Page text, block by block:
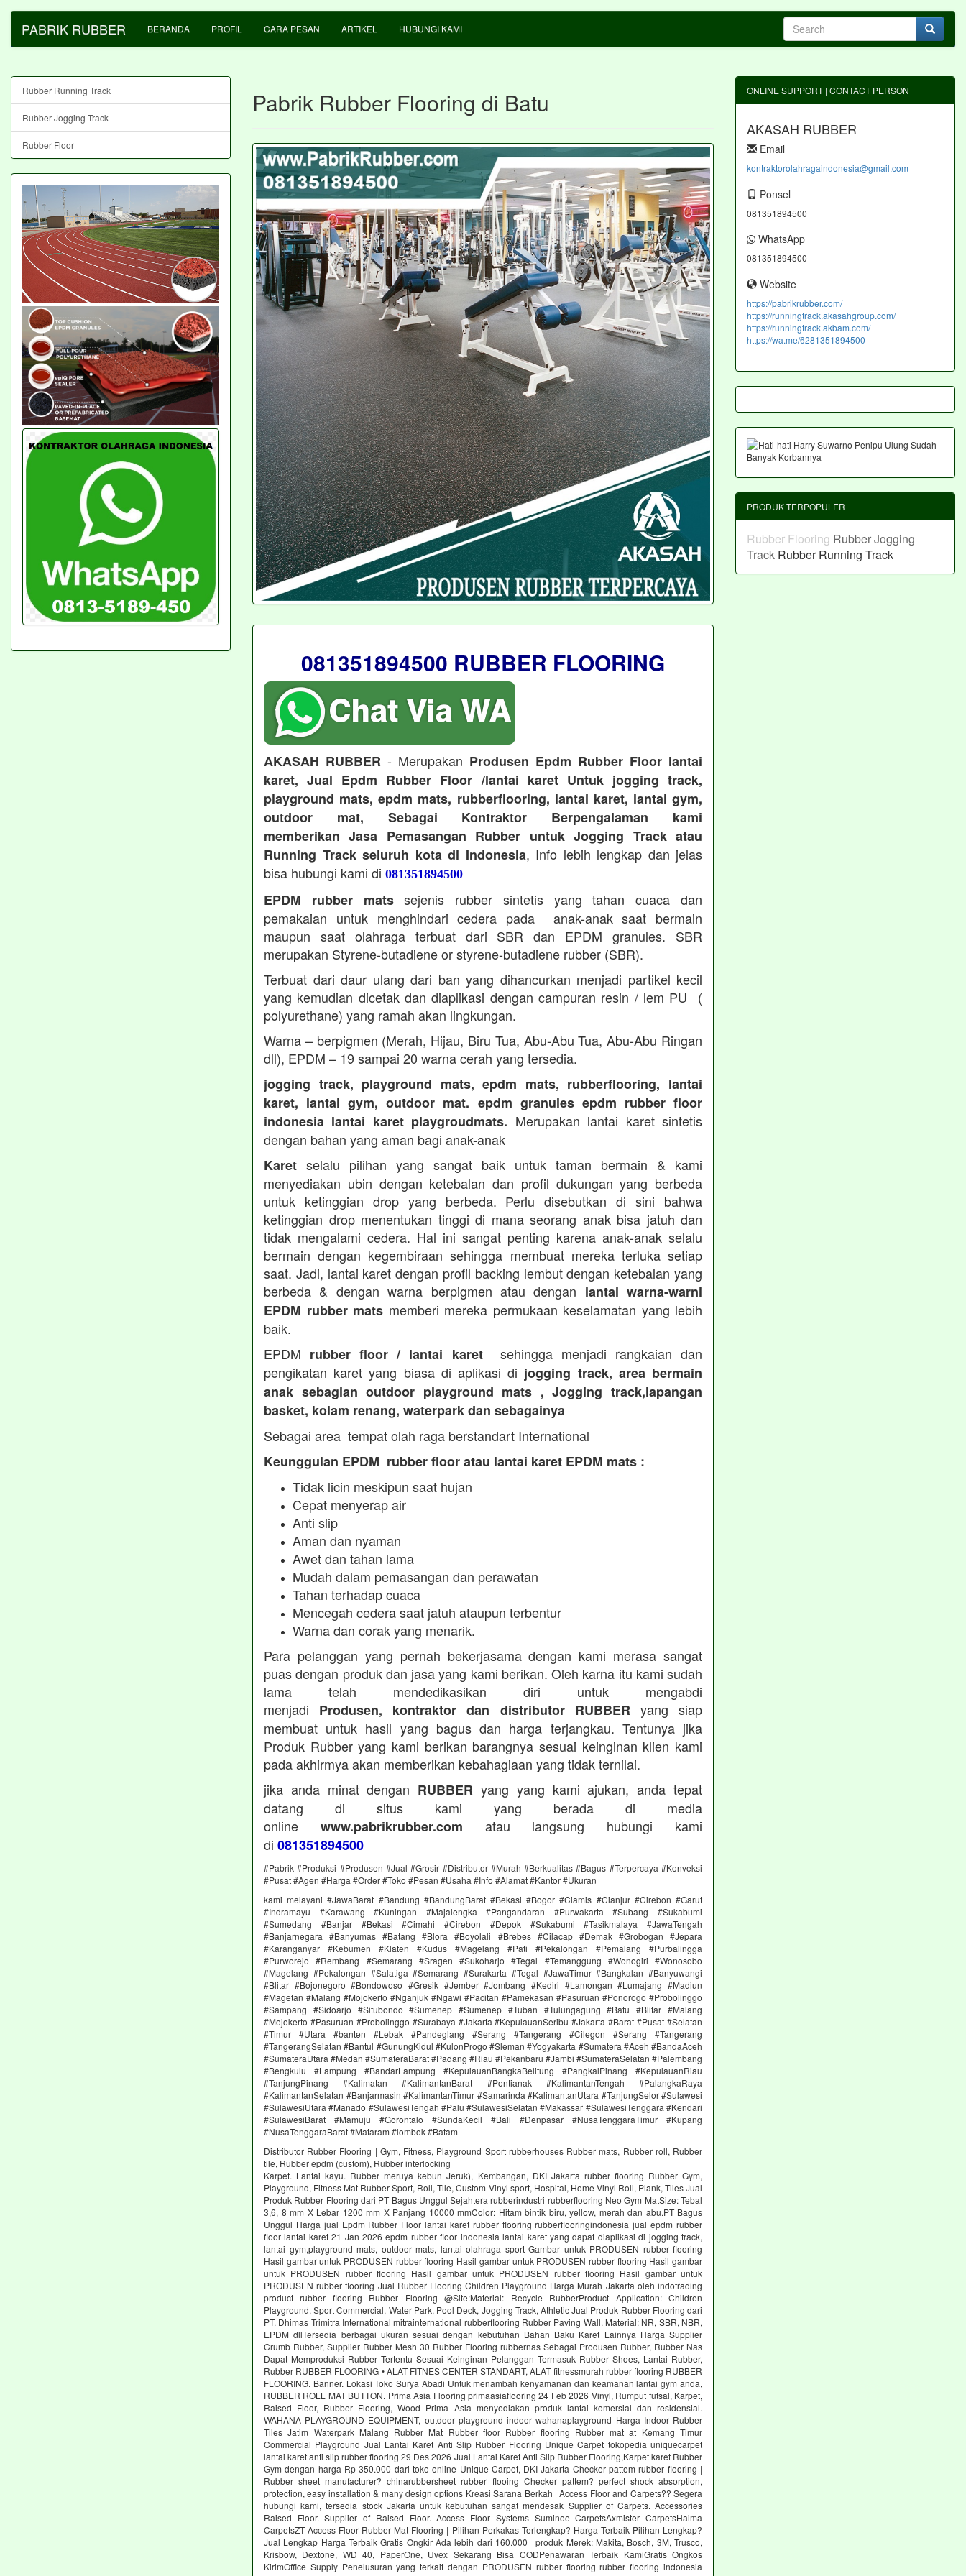
PABRIK RUBBER BERANDA PROFIL CARA PESAN ARTIKEL HUBUNGI KAMI
Pabrik Rubber Flooring di Batu
081351894500 RUBBER FLOORING
AKASAH RUBBER - Merupakan Produsen Epdm Rubber Floor lantai
karet, Jual Epdm Rubber Floor /lantai karet Untuk jogging track,
playground mats, epdm mats, rubberflooring, lantai karet, lantai gym,
outdoor mat, Sebagai Kontraktor Berpengalaman kami
memberikan Jasa Pemasangan Rubber untuk Jogging Track atau
Running Track seluruh kota di Indonesia, Info lebih lengkap dan jelas
bisa hubungi kami di 081351894500
EPDM rubber matssejenis rubber sintetis yang tahan cuaca dan
pemakaian untuk menghindari cedera pada anak-anak saat bermain
maupun saat olahraga terbuat dari SBR dan EPDM granules. SBR
merupakan Styrene-butadiene or styrene-butadiene rubber (SBR).
Terbuat dari daur ulang dari ban yang dihancurkan menjadi partikel kecil
yang kemudian dicetak dan diaplikasi dengan campuran resin / lem PU (
polyurethane) yang ramah akan lingkungan.
Warna – berpigmen (Merah, Hijau, Biru Tua, Abu-Abu Tua, Abu-Abu Ringan
dll), EPDM – 19 sampai 20 warna cerah yang tersedia.
jogging track, playground mats, epdm mats, rubberflooring, lantai
karet, lantai gym, outdoor mat. epdm granules epdm rubber floor
indonesia lantai karet playgroudmats. Merupakan lantai karet sintetis
dengan bahan yang aman bagi anak-anak
Karet selalu pilihan yang sangat baik untuk taman bermain & kami
menyediakan ubin dengan ketebalan dan profil dukungan yang berbeda
untuk ketinggian drop yang berbeda. Perlu disebutkan di sini bahwa
ketinggian drop menentukan tinggi di mana seorang anak bisa jatuh dan
tidak mengalami cedera. Hal ini sangat penting karena anak-anak selalu
bermain dengan kegembiraan sehingga membuat mereka terluka setiap
saat. Jadi, lantai karet dengan profil backing lembut dengan ketebalan yang
berbeda & dengan warna berpigmen atau dengan lantai warna-warni
EPDM rubber mats memberi mereka permukaan keselamatan yang lebih
baik.
EPDM rubber floor / lantai karetsehingga menjadi rangkaian dan
pengikatan karet yang biasa di aplikasi di jogging track, area bermain
anak sebagian outdoor playground mats , Jogging track,lapangan
basket, kolam renang, waterpark dan sebagainya
Sebagai area tempat olah raga berstandart International
Keunggulan EPDM rubber floor atau lantai karet EPDM mats :
Tidak licin meskipun saat hujan
Cepat menyerap air
Anti slip
Aman dan nyaman
Awet dan tahan lama
Mudah dalam pemasangan dan perawatan
Tahan terhadap cuaca
Mencegah cedera saat jatuh ataupun terbentur
Warna dan corak yang menarik.
Para pelanggan yang pernah bekerjasama dengan kami merasa sangat
puas dengan produk dan jasa yang kami berikan. Oleh karna itu kami sudah
lama telah mendedikasikan diri untuk mengabdi
menjadi Produsen, kontraktor dan distributor RUBBER yang siap
membuat untuk hasil yang bagus dan harga terjangkau. Tentunya jika
Produk Rubber yang kami berikan barangnya sesuai keinginan klien kami
pada akhirmya akan memberikan kebahagiaan yang tidak ternilai.
jika anda minat dengan RUBBER yang yang kami ajukan, anda tepat
datang di situs kami yang berada di media
online www.pabrikrubber.com atau langsung hubungi kami
di 081351894500
#Pabrik #Produksi #Produsen #Jual #Grosir #Distributor #Murah #Berkualitas #Bagus #Terpercaya #Konveksi
#Pusat #Agen #Harga #Order #Toko #Pesan #Usaha #Info #Alamat #Kantor #Ukuran
kami melayani #JawaBarat #Bandung #BandungBarat #Bekasi #Bogor #Ciamis #Cianjur #Cirebon #Garut
#Indramayu #Karawang #Kuningan #Majalengka #Pangandaran #Purwakarta #Subang #Sukabumi
#Sumedang #Banjar #Bekasi #Cimahi #Cirebon #Depok #Sukabumi #Tasikmalaya #JawaTengah
#Banjarnegara #Banyumas #Batang #Blora #Boyolali #Brebes #Cilacap #Demak #Grobogan #Jepara
#Karanganyar #Kebumen #Klaten #Kudus #Magelang #Pati #Pekalongan #Pemalang #Purbalingga
#Purworejo #Rembang #Semarang #Sragen #Sukoharjo #Tegal #Temanggung #Wonogiri #Wonosobo
#Magelang #Pekalongan #Salatiga #Semarang #Surakarta #Tegal #JawaTimur #Bangkalan #Banyuwangi
#Blitar #Bojonegoro #Bondowoso #Gresik #Jember #Jombang #Kediri #Lamongan #Lumajang #Madiun
#Magetan #Malang #Mojokerto #Nganjuk #Ngawi #Pacitan #Pamekasan #Pasuruan #Ponorogo #Probolinggo
#Sampang #Sidoarjo #Situbondo #Sumenep #Sumenep #Tuban #Tulungagung #Batu #Blitar #Malang
#Mojokerto #Pasuruan #Probolinggo #Surabaya #Jakarta #KepulauanSeribu #Jakarta #Barat #Pusat #Selatan
#Timur #Utara #banten #Lebak #Pandeglang #Serang #Tangerang #Cilegon #Serang #Tangerang
#TangerangSelatan #Bantul #GunungKidul #KulonProgo #Sleman #Yogyakarta #Sumatera #Aceh #BandaAceh
#SumateraUtara #Medan #SumateraBarat #Padang #Riau #Pekanbaru #Jambi #SumateraSelatan #Palembang
#Bengkulu #Lampung #BandarLampung #KepulauanBangkaBelitung #PangkalPinang #KepulauanRiau
#TanjungPinang #Kalimatan #KalimantanBarat #Pontianak #KalimantanTengah #PalangkaRaya
#KalimantanSelatan #Banjarmasin #KalimantanTimur #Samarinda #KalimantanUtara #TanjungSelor #Sulawesi
#SulawesiUtara #Manado #SulawesiTengah #Palu #SulawesiSelatan #Makassar #SulawesiTenggara #Kendari
#SulawesiBarat #Mamuju #Gorontalo #SundaKecil #Bali #Denpasar #NusaTenggaraTimur #Kupang
#NusaTenggaraBarat #Mataram #lombok #Batam
Distributor Rubber Flooring | Gym, Fitness, Playground Sport rubberhouses Rubber mats, Rubber roll, Rubber
tile, Rubber epdm (custom), Rubber interlocking
Karpet. Lantai kayu. Rubber meruya kebun Jeruk), Kembangan, DKI Jakarta rubber flooring Rubber Gym,
Playground, Fitness Mat Rubber Sport, Roll, Tile, Custom Vinyl sport, Hospital, Home Vinyl Roll, Plank, Tiles Jual
Produk Rubber Flooring dari PT Bagus Unggul Sejahtera rubberindustri rubberflooring Neo Gym MatSize: Tebal
3,6, 8 mm X Lebar 1200 mm X Panjang 10000 mmColor: Hitam bintik biru, yellow, merah dan abu.PT Bagus
Unggul Harga jual Epdm Rubber Floor lantai karet rubber flooring rubberflooringindonesia jual epdm rubber
floor lantai karet 21 Jan 2026 epdm rubber floor indonesia lantai karet yang dapat diaplikasi di jogging track,
lantai gym,playground mats, outdoor mats, lantai olahraga sport Gambar untuk PRODUSEN rubber flooring
Hasil gambar untuk PRODUSEN rubber flooring Hasil gambar untuk PRODUSEN rubber flooring Hasil gambar
untuk PRODUSEN rubber flooring Hasil gambar untuk PRODUSEN rubber flooring Hasil gambar untuk
PRODUSEN rubber flooring Jual Rubber Flooring Children Playground Harga Murah Jakarta oleh indotrading
product rubber flooring Rubber Flooring @Site:Material: Recycle RubberProduct Application: Children
Playground, Sport Commercial, Water Park, Pool Deck, Jogging Track, Athletic Jual Produk Rubber Flooring dari
PT. Dhimas Trimitra International mitrainternational rubberflooring Rubber Paving Wall. Material: NR, SBR, NBR,
EPDM dllTersedia berbagai ukuran sesuai dengan kebutuhan Bahan Baku Karet Lainnya Harga Supplier
Crumb Rubber, Supplier Rubber Mesh 30 Rubber Flooring rubbernas Sebagai Produsen Rubber, Rubber Nas
Dapat Memproduksi Rubber Tertentu Sesuai Keinginan Pelanggan Termasuk Rubber Shoes, Lantai Rubber,
Rubber RUBBER FLOORING • ALAT FITNES CENTER STANDART, ALAT fitnessmurah rubber flooring RUBBER
FLOORING. Banner. Lokasi Toko Surya Abadi Untuk menambah kenyamanan dan keamanan lantai gym anda,
RUBBER ROLL MAT BUTTON. Prima Asia Flooring primaasiaflooring 24 Feb 2026 Vinyl, Rumput futsal, Karpet,
Raised Floor, Rubber Flooring, Wood Prima Asia menyediakan produk lantai komersial dan residensial.
WAHANA PLAYGROUND EQUIPMENT, outdoor playground indoor wahanaplayground Harga Indoor Rubber
Tiles Jatim Waterpark Malang Rubber Mat Rubber floor Rubber flooring Rubber mat at Kemang Timur
Commercial Playground Jual Lantai Karet Anti Slip Rubber Flooring Unique Carpet tokopedia uniquecarpet
lantai karet anti slip rubber flooring 29 Des 2026 Jual Lantai Karet Anti Slip Rubber Flooring,Karpet karet Rubber
Gym dengan harga Rp 350.000 dari toko online Unique Carpet, DKI Jakarta Checker pattem rubber flooring |
Rubber sheet manufacturer? chinarubbersheet rubber flooing Checker pattem? perfect shock absorption,
protection, easy installation & many design options Kreasi Sarana Berkah | Access Floor and Carpets?? Segera
hubungi kami, tersedia stock Jakarta untuk kebutuhan sangat mendesak Supplier of Carpets. Accessories
Raised Floor. Supplier of Raised Floor. Access Floor Systems Suminoe CarpetsAxmister CarpetsHaima
CarpetsZT Access Floor Rubber Mat Flooring | Pilihan Perkakas Terlengkap? Harga Terbaik Pilihan Lengkap?
Jual Lengkap Harga Terbaik Gratis Ongkir Ada lebih dari 160.000+ produk Merek: Makita, Bosch, 3M, Trusco,
Krisbow, Dextone, WD 40, PaperOne, Uvex Sekarang Bisa CODPenawaran Terbaik KamiGratis Ongkos
KirimOffice Supply Penelusuran yang terkait dengan PRODUSEN rubber flooring rubber flooring indonesia
Rubber Running Track
Rubber Jogging Track
Rubber Floor
ONLINE SUPPORT | CONTACT PERSON
AKASAH RUBBER
Email
kontraktorolahragaindonesia@gmail.com
Ponsel
081351894500
WhatsApp
081351894500
Website
https://pabrikrubber.com/
https://runningtrack.akasahgroup.com/
https://runningtrack.akbam.com/
https://wa.me/6281351894500
PRODUK TERPOPULER
Rubber Flooring Rubber Jogging
Track Rubber Running Track